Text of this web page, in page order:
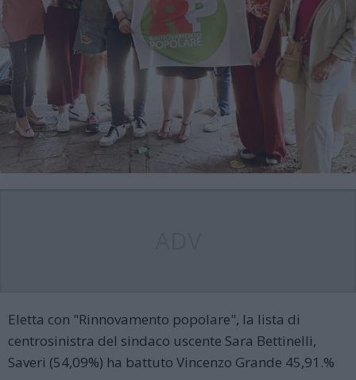
Eletta con "Rinnovamento popolare", la lista di
centrosinistra del sindaco uscente Sara Bettinelli,
Saveri (54,09%) ha battuto Vincenzo Grande 45,91.%